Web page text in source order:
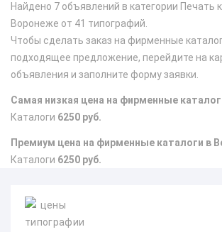
Найдено 7 объявлений в категории Печать
Воронеже от 41 типографий.
Чтобы сделать заказ на фирменные
подходящее предложение, перейдите на
объявления и заполните форму заявки.
Самая низкая цена на фирменные
Каталоги 6250 руб.
Премиум цена на фирменные каталоги в
Каталоги 6250 руб.